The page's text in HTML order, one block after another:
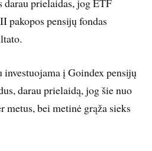
darau prielaidas, jog ETF
pakopos pensijų fondas
investuojama į Goindex pensijų
darau prielaidą, jog šie nuo
metus, bei metinė grąža sieks